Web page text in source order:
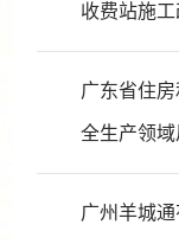
收费站施
广东省住
全生产领
广州羊城